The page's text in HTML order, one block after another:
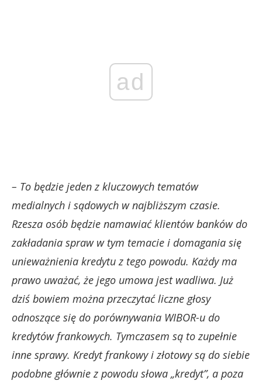
ad
– To będzie jeden z kluczowych tematów
medialnych i sądowych w najbliższym czasie.
Rzesza osób będzie namawiać klientów banków do
zakładania spraw w tym temacie i domagania się
unieważnienia kredytu z tego powodu. Każdy ma
prawo uważać, że jego umowa jest wadliwa. Już
dziś bowiem można przeczytać liczne głosy
odnoszące się do porównywania WIBOR-u do
kredytów frankowych. Tymczasem są to zupełnie
inne sprawy. Kredyt frankowy i złotowy są do siebie
podobne głównie z powodu słowa „kredyt”, a poza